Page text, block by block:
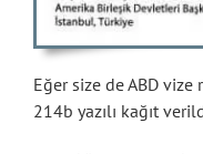
Eğer size de ABD
214b yazılı kağıt